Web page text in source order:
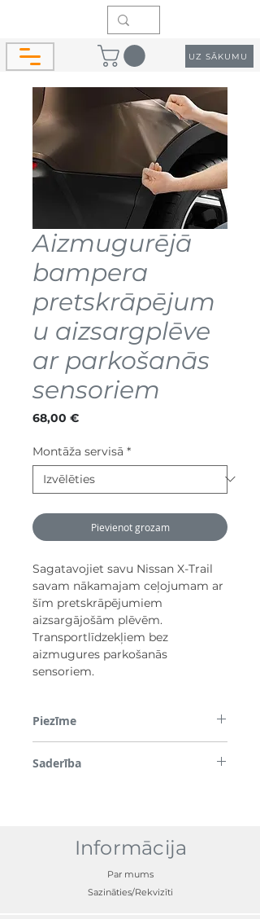
UZ SĀKUMU
Aizmugurējā
bampera
pretskrāpējum
u aizsargplēve
ar parkošanās
sensoriem
68,00 €Cena
Montāža servisā *
Pievienot grozam
Sagatavojiet savu Nissan X-Trail
savam nākamajam ceļojumam ar
šīm pretskrāpējumiem
aizsargājošām plēvēm.
Transportlīdzekļiem bez
aizmugures parkošanās
sensoriem.
Piezīme
izmantoti tikai demonstrācijas nolūkos.
Saderība
Informācija
Par mums
Sazināties/Rekvizīti